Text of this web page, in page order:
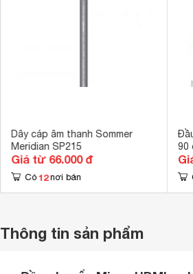
Dây cáp âm thanh Sommer
Meridian SP215
Giá từ 66.000 đ
Có 12 nơi bán
90
Thông tin sản phẩm